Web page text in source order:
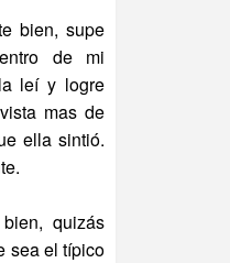
bien, supe
de mi
leí y logre
mas de
ella sintió.
bien, quizás
sea el típico